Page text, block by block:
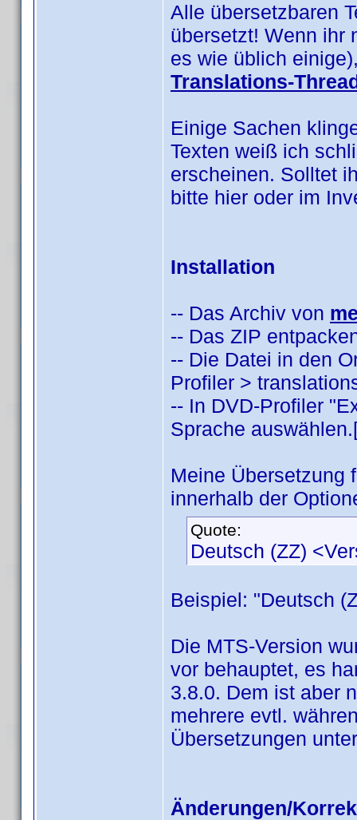
Alle übersetzbaren
übersetzt! Wenn ihr
es wie üblich
Translations-
Einige Sachen
Texten weiß ich
erscheinen. Solltet
bitte hier oder im
Installation
-- Das Archiv von
-- Das ZIP
-- Die Datei in den
Profiler >
-- In DVD-Profiler
Sprache
Meine Übersetzung
innerhalb der
Quote:
Deutsch (ZZ)
Beispiel: "Deutsch
Die MTS-Version
vor behauptet, es
3.8.0. Dem ist aber
mehrere evtl.
Übersetzungen
Änderungen/